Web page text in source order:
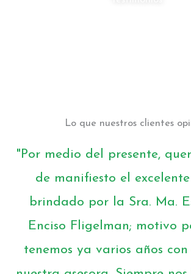
Lo que nuestros clientes
"Por medio del presente,
de manifiesto el
brindado por la Sra. Ma.
Enciso Fligelman; motivo
tenemos ya varios años